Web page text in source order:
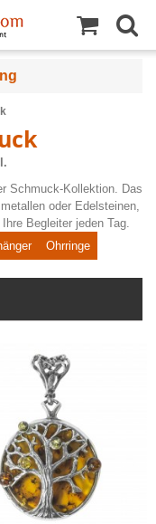
Schmuck-Kollektion. Das
oder Edelsteinen,
Begleiter jeden Tag.
Ohrringe